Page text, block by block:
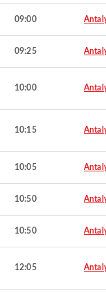
09:00
09:25
10:00
10:15
10:05
10:50
10:50
12:05